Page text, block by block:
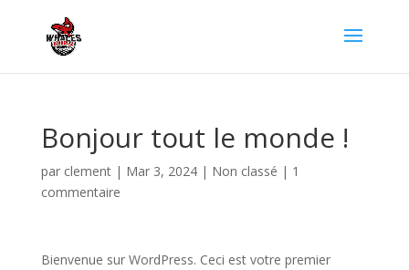
Bonjour tout le monde !
par clement| Mar 3, 2024| Non classé | 1
commentaire
Bienvenue sur WordPress. Ceci est votre premier